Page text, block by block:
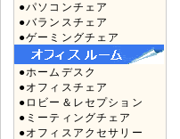
●パソコンチェア
●バランスチェア
●ゲーミングチェア
●ホームデスク
●オフィスチェア
●ロビー＆レセプション
●ミーティングチェア
●オフィスアクセサリー